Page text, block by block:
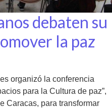
debaten su
la paz
organizó la conferencia
para la Cultura de paz”,
Caracas, para transformar